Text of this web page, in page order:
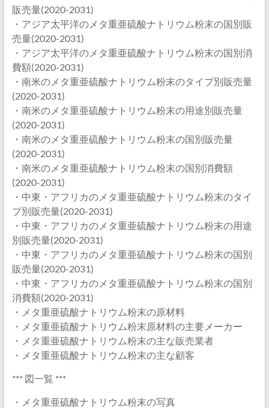
販売量(2020-2031)
・アジア太平洋のメタ重亜硫酸ナトリウム粉末の国別販
売量(2020-2031)
・アジア太平洋のメタ重亜硫酸ナトリウム粉末の国別消
費額(2020-2031)
・南米のメタ重亜硫酸ナトリウム粉末のタイプ別販売量
(2020-2031)
・南米のメタ重亜硫酸ナトリウム粉末の用途別販売量
(2020-2031)
・南米のメタ重亜硫酸ナトリウム粉末の国別販売量
(2020-2031)
・南米のメタ重亜硫酸ナトリウム粉末の国別消費額
(2020-2031)
・中東・アフリカのメタ重亜硫酸ナトリウム粉末のタイ
プ別販売量(2020-2031)
・中東・アフリカのメタ重亜硫酸ナトリウム粉末の用途
別販売量(2020-2031)
・中東・アフリカのメタ重亜硫酸ナトリウム粉末の国別
販売量(2020-2031)
・中東・アフリカのメタ重亜硫酸ナトリウム粉末の国別
消費額(2020-2031)
・メタ重亜硫酸ナトリウム粉末の原材料
・メタ重亜硫酸ナトリウム粉末原材料の主要メーカー
・メタ重亜硫酸ナトリウム粉末の主な販売業者
・メタ重亜硫酸ナトリウム粉末の主な顧客
*** 図一覧 ***
・メタ重亜硫酸ナトリウム粉末の写真